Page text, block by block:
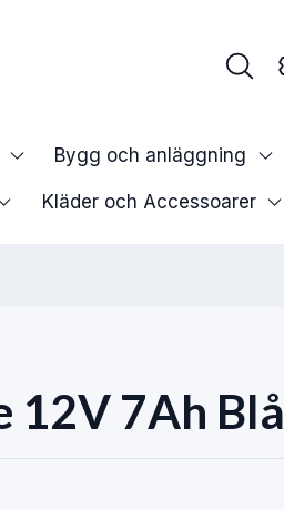
Bygg och anläggning
Kläder och Accessoarer
12V 7Ah Blå